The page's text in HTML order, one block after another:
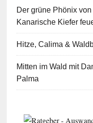
Der grüne Phönix
Kanarische Kiefer
Hitze, Calima &
Mitten im Wald mit
Palma